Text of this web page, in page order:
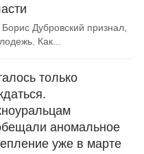
Дубровский признал,
Как...
только
аномальное
уже в марте